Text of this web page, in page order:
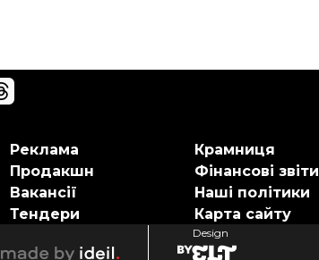
Реклама
Продакшн
Вакансії
Тендери
Крамниця
Фінансові звіти
Наші політики
Карта сайту
ideil
Design
elt